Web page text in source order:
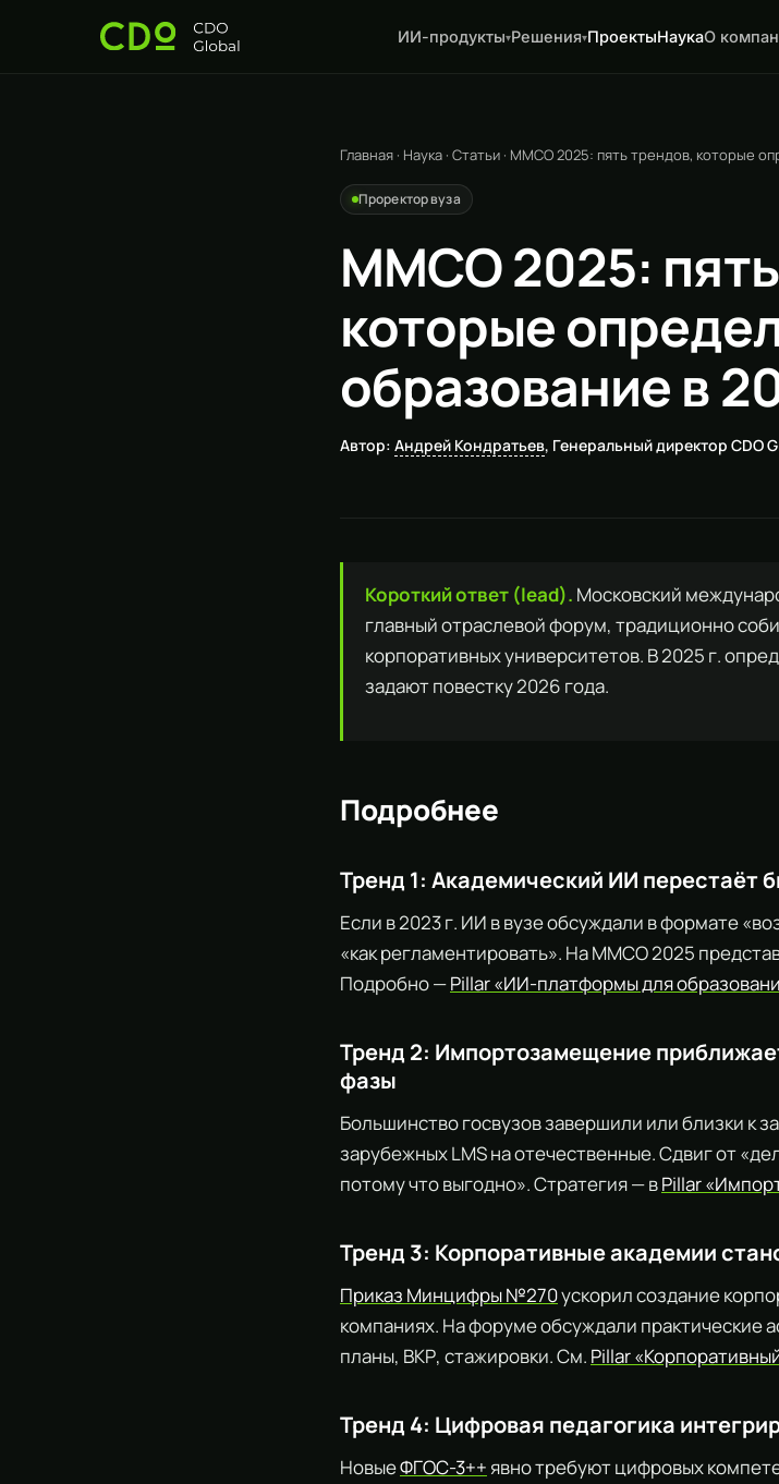
ИИ-продукты▾Решения▾ПроектыНаукаО
Главная · Наука · Статьи · ММСО 2025: пять трендов, которые
Проректор вуза
ММСО 2025:
которые
образование в
Автор: Андрей Кондратьев, Генеральный директор CDO
Короткий ответ (lead). Московский
главный отраслевой форум, традиционно
корпоративных университетов. В 2025 г.
задают повестку 2026 года.
Подробнее
Тренд 1: Академический ИИ перестаёт
Если в 2023 г. ИИ в вузе обсуждали в формате
«как регламентировать». На ММСО 2025
Подробно —Pillar «ИИ-платформы для
Тренд 2: Импортозамещение
фазы
Большинство госвузов завершили или близки к
зарубежных LMS на отечественные. Сдвиг от
потому что выгодно». Стратегия — вPillar
Тренд 3: Корпоративные академии
Приказ Минцифры №270ускорил создание
компаниях. На форуме обсуждали практические
планы, ВКР, стажировки. См. Pillar
Тренд 4: Цифровая педагогика
НовыеФГОС-3++ явно требуют цифровых